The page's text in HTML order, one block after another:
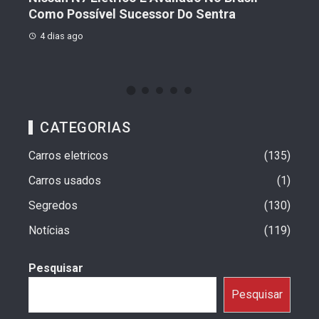
Como Possível Sucessor Do Sentra
4 dias ago
CATEGORIAS
Carros eletricos
135
Carros usados
1
Segredos
130
Notícias
119
Pesquisar
Pesquisar